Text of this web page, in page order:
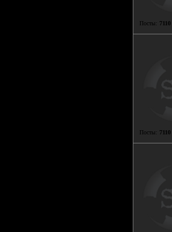
Посты: 7110
Посты: 7110